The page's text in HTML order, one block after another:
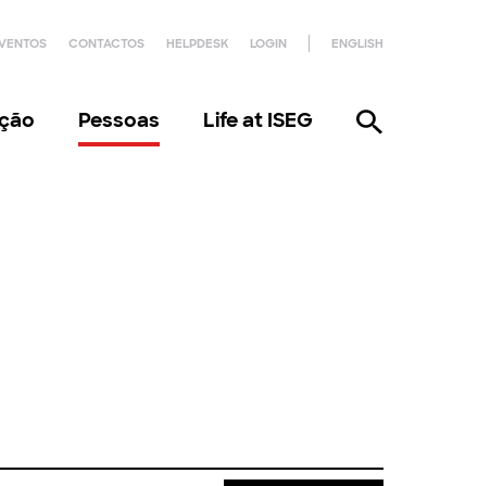
CONTACTOS HELPDESK LOGIN ENGLISH
Pessoas Life at ISEG